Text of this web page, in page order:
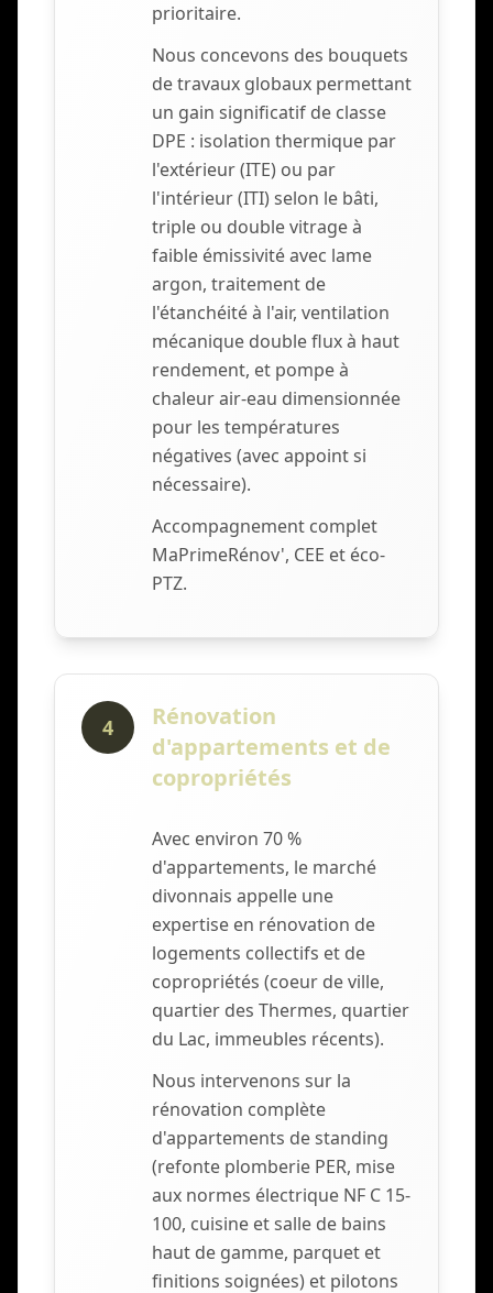
prioritaire.
Nous concevons des bouquets
de travaux globaux permettant
un gain significatif de classe
DPE : isolation thermique par
l'extérieur (ITE) ou par
l'intérieur (ITI) selon le bâti,
triple ou double vitrage à
faible émissivité avec lame
argon, traitement de
l'étanchéité à l'air, ventilation
mécanique double flux à haut
rendement, et pompe à
chaleur air-eau dimensionnée
pour les températures
négatives (avec appoint si
nécessaire).
Accompagnement complet
MaPrimeRénov', CEE et éco-
PTZ.
4
Rénovation
d'appartements et de
copropriétés
Avec environ 70 %
d'appartements, le marché
divonnais appelle une
expertise en rénovation de
logements collectifs et de
copropriétés (coeur de ville,
quartier des Thermes, quartier
du Lac, immeubles récents).
Nous intervenons sur la
rénovation complète
d'appartements de standing
(refonte plomberie PER, mise
aux normes électrique NF C 15-
100, cuisine et salle de bains
haut de gamme, parquet et
finitions soignées) et pilotons